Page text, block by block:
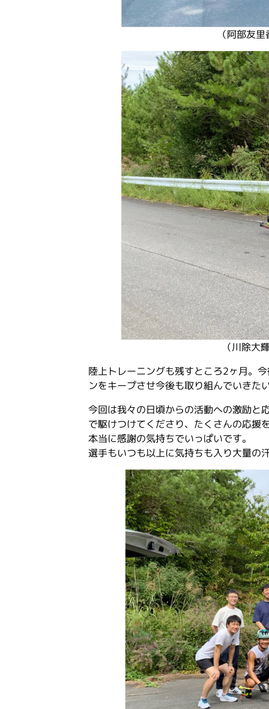
（阿部友
（川除大
陸上トレーニングも残すところ2ヶ月。
ンをキープさせ今後も取り組んでいきた
今回は我々の日頃からの活動への激励と
で駆けつけてくださり、たくさんの応援
本当に感謝の気持ちでいっぱいです。
選手もいつも以上に気持ちも入り大量の